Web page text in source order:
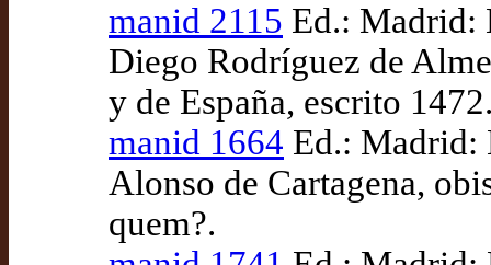
manid 2115 Ed.: Madrid:
Diego Rodríguez de
y de España, escrito
manid 1664 Ed.: Madrid:
Alonso de Cartagena,
quem?.